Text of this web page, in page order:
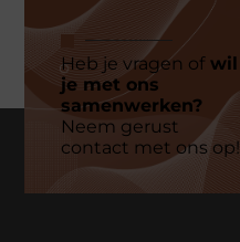
Heb je vragen ofwil
je met ons
samenwerken?
Neem gerust
contact met ons op!